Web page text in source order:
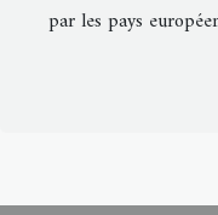
par les pays